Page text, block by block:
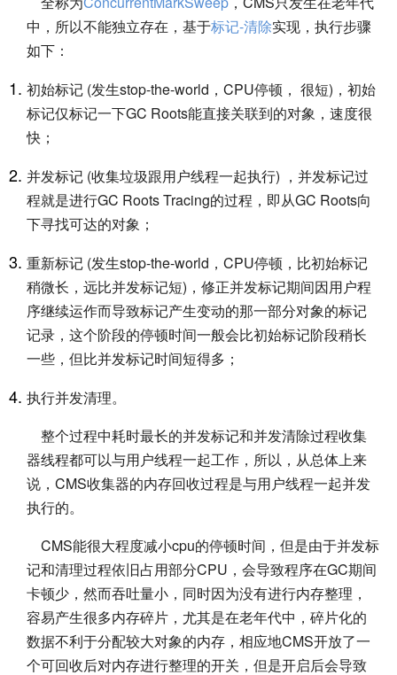
中，所以不能独立存在，基于标记-清除实现，执行步骤
如下：
初始标记 (发生stop-the-world，CPU停顿， 很短)，初始
标记仅标记一下GC Roots能直接关联到的对象，速度很
快；
并发标记 (收集垃圾跟用户线程一起执行) ，并发标记过
程就是进行GC Roots Tracing的过程，即从GC Roots向
下寻找可达的对象；
重新标记 (发生stop-the-world，CPU停顿，比初始标记
稍微长，远比并发标记短)，修正并发标记期间因用户程
序继续运作而导致标记产生变动的那一部分对象的标记
记录，这个阶段的停顿时间一般会比初始标记阶段稍长
一些，但比并发标记时间短得多；
执行并发清理。
整个过程中耗时最长的并发标记和并发清除过程收集
器线程都可以与用户线程一起工作，所以，从总体上来
说，CMS收集器的内存回收过程是与用户线程一起并发
执行的。
CMS能很大程度减小cpu的停顿时间，但是由于并发标
记和清理过程依旧占用部分CPU，会导致程序在GC期间
卡顿少，然而吞吐量小，同时因为没有进行内存整理，
容易产生很多内存碎片，尤其是在老年代中，碎片化的
数据不利于分配较大对象的内存，相应地CMS开放了一
个可回收后对内存进行整理的开关，但是开启后会导致